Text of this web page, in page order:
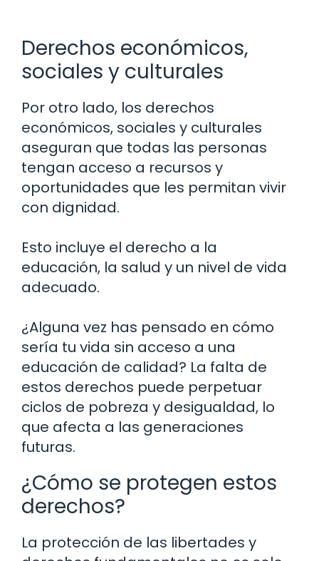
Derechos económicos,
sociales y culturales
Por otro lado, los derechos
económicos, sociales y culturales
aseguran que todas las personas
tengan acceso a recursos y
oportunidades que les permitan vivir
con dignidad.
Esto incluye el derecho a la
educación, la salud y un nivel de vida
adecuado.
¿Alguna vez has pensado en cómo
sería tu vida sin acceso a una
educación de calidad? La falta de
estos derechos puede perpetuar
ciclos de pobreza y desigualdad, lo
que afecta a las generaciones
futuras.
¿Cómo se protegen estos
derechos?
La protección de las libertades y